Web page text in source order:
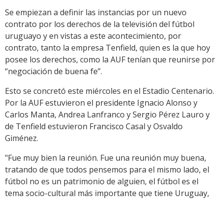
Link
Se empiezan a definir las instancias por un nuevo
contrato por los derechos de la televisión del fútbol
uruguayo y en vistas a este acontecimiento, por
contrato, tanto la empresa Tenfield, quien es la que hoy
posee los derechos, como la AUF tenían que reunirse por
“negociación de buena fe”.
Esto se concretó este miércoles en el Estadio Centenario.
Por la AUF estuvieron el presidente Ignacio Alonso y
Carlos Manta, Andrea Lanfranco y Sergio Pérez Lauro y
de Tenfield estuvieron Francisco Casal y Osvaldo
Giménez.
"Fue muy bien la reunión. Fue una reunión muy buena,
tratando de que todos pensemos para el mismo lado, el
fútbol no es un patrimonio de alguien, el fútbol es el
tema socio-cultural más importante que tiene Uruguay,